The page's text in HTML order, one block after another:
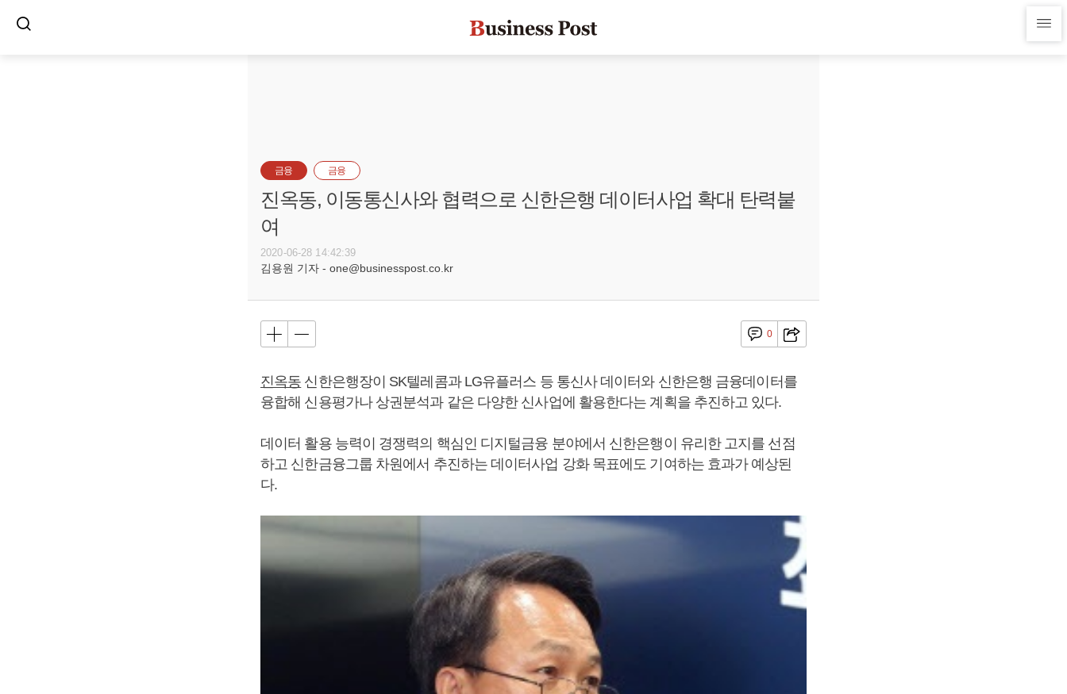
금융 금융
진옥동, 이동통신사와 협력으로 신한은행 데이터사업 확대 탄력붙
여
2020-06-28 14:42:39
김용원 기자 - one@businesspost.co.kr
0
진옥동 신한은행장이 SK텔레콤과 LG유플러스 등 통신사 데이터와 신한은행 금융데이터를
융합해 신용평가나 상권분석과 같은 다양한 신사업에 활용한다는 계획을 추진하고 있다.
데이터 활용 능력이 경쟁력의 핵심인 디지털금융 분야에서 신한은행이 유리한 고지를 선점
하고 신한금융그룹 차원에서 추진하는 데이터사업 강화 목표에도 기여하는 효과가 예상된
다.